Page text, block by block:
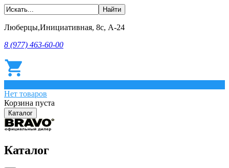
Люберцы,Инициативная, 8с, А-24
8 (977) 463-60-00
Нет товаров
Корзина пуста
Каталог
Каталог